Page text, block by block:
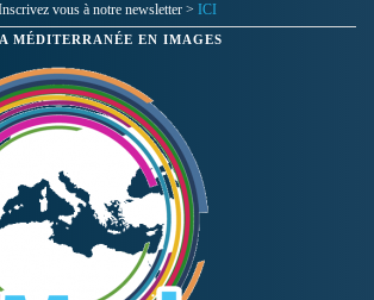
vous à notre newsletter > ICI
MÉDITERRANÉE EN IMAGES